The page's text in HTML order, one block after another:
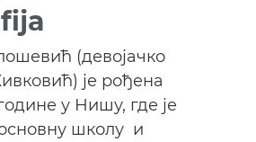
(девојачко
је рођена
у Нишу, где је
школу и